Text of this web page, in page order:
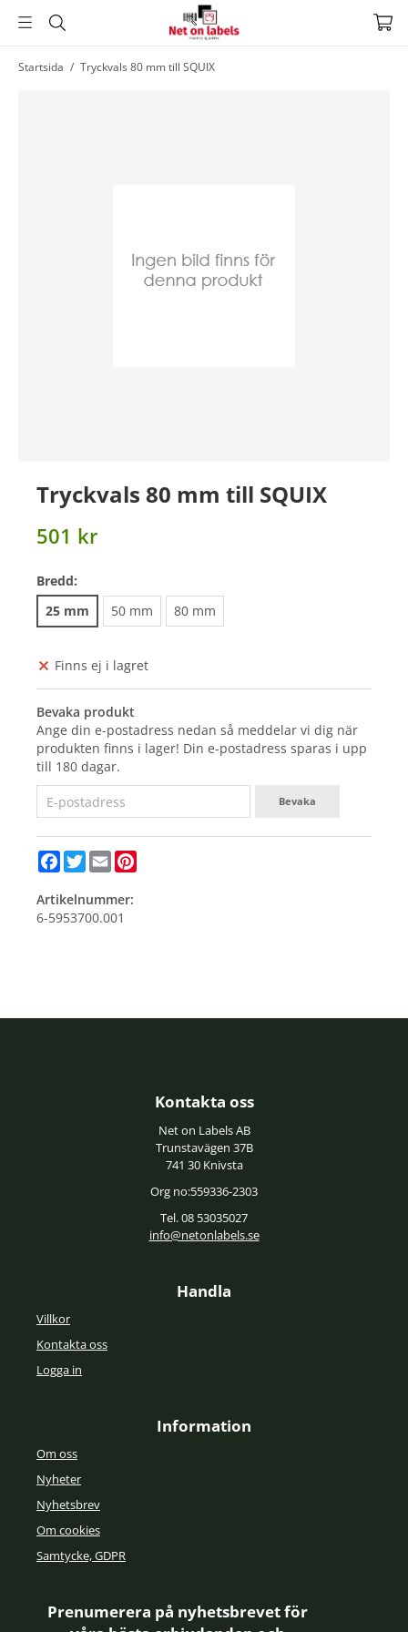
HoppaStartsida / Tryckvals 80 mm till SQUIX
Tryckvals 80 mm till SQUIX
501 kr
Bredd:
25 mm
50 mm 80 mm
Finns ej i lagret
Bevaka produkt
Ange din e-postadress nedan så meddelar vi dig när
produkten finns i lager! Din e-postadress sparas i upp
till 180 dagar.
Bevaka
Facebook
Twitter
Email
Artikelnummer:
6-5953700.001
Kontakta oss
Net on Labels AB
Trunstavägen 37B
741 30 Knivsta
Org no:559336-2303
Tel. 08 53035027
info@netonlabels.se
Handla
Villkor
Kontakta oss
Logga in
Information
Om oss
Nyheter
Nyhetsbrev
Om cookies
Samtycke, GDPR
Prenumerera på nyhetsbrevet för